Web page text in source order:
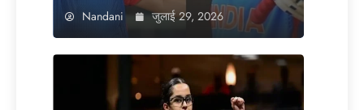
Nandani जुलाई 29, 2026